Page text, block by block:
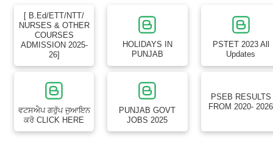
[ B.Ed/ETT/NTT/
NURSES & OTHER
COURSES
ADMISSION 2025-
26]
HOLIDAYS IN
PUNJAB
PSTET 2023 All
Updates
ਵਟਸਐਪ ਗਰੁੱਪ ਜੁਆਇਨ
ਕਰੋ CLICK HERE
PUNJAB GOVT
JOBS 2025
PSEB RESULTS
FROM 2020- 2026